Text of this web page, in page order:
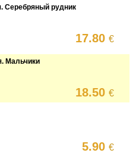
Серебряный рудник
17.80€
Мальчики
18.50€
5.90€